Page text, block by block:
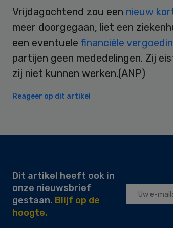
Vrijdagochtend zou een nieuw
meer doorgegaan, liet een
een eventuele financiële
partijen geen mededelingen. Zij
zij niet kunnen werken.(ANP)
Reageer op dit artikel
Dit artikel heeft ook in
onze nieuwsbrief
gestaan. Blijf op de
hoogte.